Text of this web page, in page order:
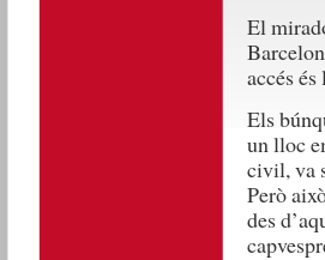
El
accés
Els
un lloc
civil, va
Però
des